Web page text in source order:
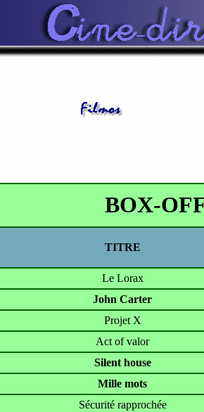
BOX-
TITRE
Le Lorax
John Carter
Projet X
Act of valor
Silent house
Mille mots
Sécurité rapprochée